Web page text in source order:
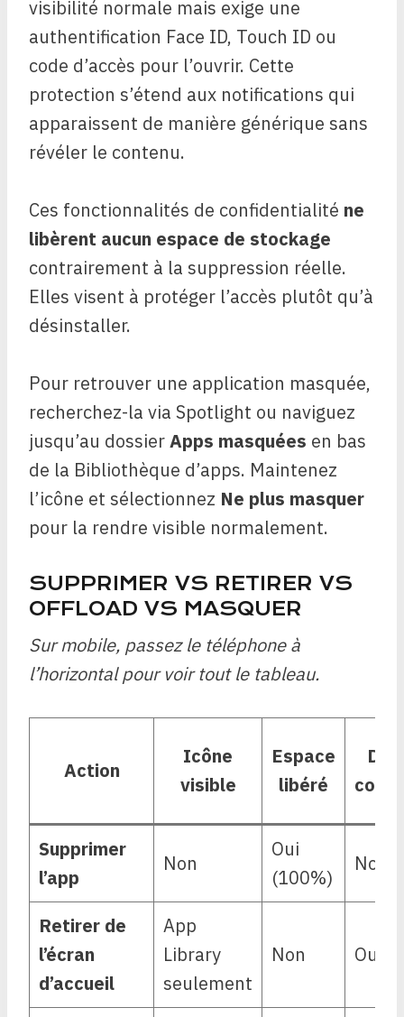
visibilité normale mais exige une
authentification Face ID, Touch ID ou
code d’accès pour l’ouvrir. Cette
protection s’étend aux notifications qui
apparaissent de manière générique sans
révéler le contenu.
Ces fonctionnalités de confidentialité ne
libèrent aucun espace de stockage
contrairement à la suppression réelle.
Elles visent à protéger l’accès plutôt qu’à
désinstaller.
Pour retrouver une application masquée,
recherchez-la via Spotlight ou naviguez
jusqu’au dossierApps masquées en bas
de la Bibliothèque d’apps. Maintenez
l’icône et sélectionnez Ne plus masquer
pour la rendre visible normalement.
SUPPRIMER VS RETIRER VS
OFFLOAD VS MASQUER
Sur mobile, passez le téléphone à
l’horizontal pour voir tout le tableau.
Action
Icône
visible
Espace
libéré
Supprimer
l’app
Non
Oui
(100%)
Non
Retirer de
l’écran
d’accueil
App
Library
seulement
Non Oui